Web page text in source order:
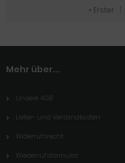
« Erster
Mehr über...
Unsere AGB
Liefer- und Versandkosten
Widerrufsrecht
Wiederrufsformular